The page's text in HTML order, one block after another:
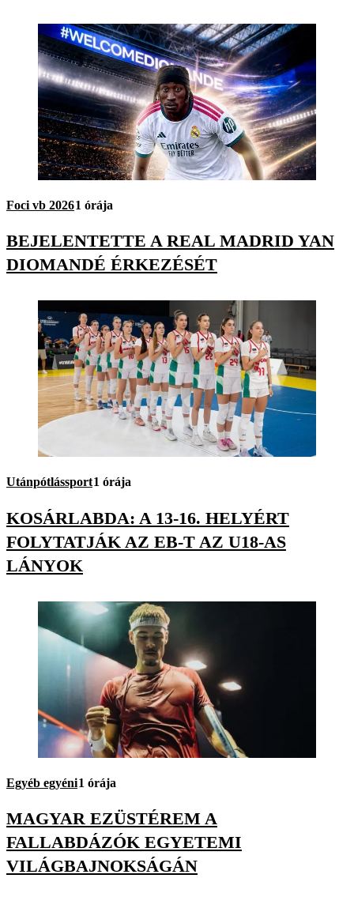
Foci vb 20261 órája
BEJELENTETTE A REAL MADRID YAN
DIOMANDÉ ÉRKEZÉSÉT
Utánpótlássport1 órája
KOSÁRLABDA: A 13-16. HELYÉRT
FOLYTATJÁK AZ EB-T AZ U18-AS
LÁNYOK
Egyéb egyéni1 órája
MAGYAR EZÜSTÉREM A
FALLABDÁZÓK EGYETEMI
VILÁGBAJNOKSÁGÁN